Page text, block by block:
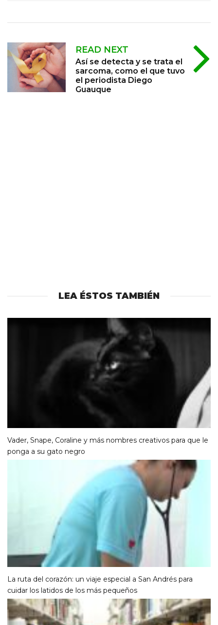
READ NEXT
Así se detecta y se trata el
sarcoma, como el que tuvo
el periodista Diego
Guauque
LEA ÉSTOS TAMBIÉN
Vader, Snape, Coraline y más nombres creativos para que le
ponga a su gato negro
La ruta del corazón: un viaje especial a San Andrés para
cuidar los latidos de los más pequeños